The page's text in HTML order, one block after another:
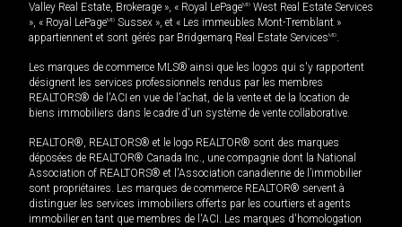
Valley Real Estate, Brokerage », « Royal LePageMD West Real Estate Services
», « Royal LePageMD Sussex », et « Les immeubles Mont-Tremblant »
appartiennent et sont gérés par Bridgemarq Real Estate ServicesMD.
Les marques de commerce MLS® ainsi que les logos qui s'y rapportent
désignent les services professionnels rendus par les membres
REALTORS® de l'ACI en vue de l'achat, de la vente et de la location de
biens immobiliers dans le cadre d'un système de vente collaborative.
REALTOR®, REALTORS® et le logo REALTOR® sont des marques
déposées de REALTOR® Canada Inc., une compagnie dont la National
Association of REALTORS® et l'Association canadienne de l’immobilier
sont propriétaires. Les marques de commerce REALTOR® servent à
distinguer les services immobiliers offerts par les courtiers et agents
immobilier en tant que membres de l'ACI. Les marques d'homologation